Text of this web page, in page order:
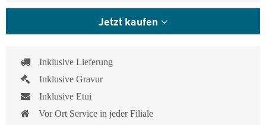
Jetzt kaufen
Inklusive Lieferung
Inklusive Gravur
Inklusive Etui
Vor Ort Service in jeder Filiale